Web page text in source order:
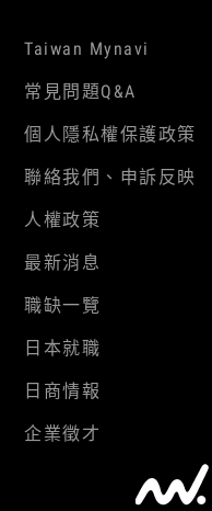
Taiwan Mynavi
常見問題Q&A
個人隱私權保護政策
聯絡我們、申訴反映
人權政策
最新消息
職缺一覽
日本就職
日商情報
企業徵才